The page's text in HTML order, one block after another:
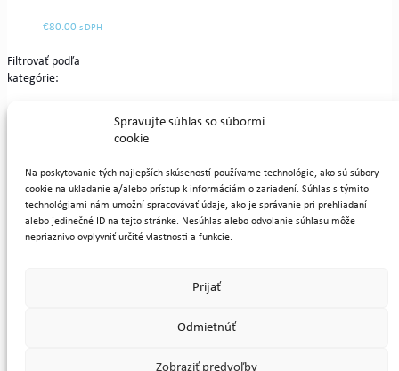
Spravujte súhlas so súbormi
cookie
Na poskytovanie tých najlepších skúseností používame technológie, ako sú súbory
cookie na ukladanie a/alebo prístup k informáciám o zariadení. Súhlas s týmito
technológiami nám umožní spracovávať údaje, ako je správanie pri prehliadaní
alebo jedinečné ID na tejto stránke. Nesúhlas alebo odvolanie súhlasu môže
nepriaznivo ovplyvniť určité vlastnosti a funkcie.
Prijať
Odmietnúť
Zobraziť predvoľby
€80.00 s DPH
Filtrovať podľa
kategórie:
miestnosti:
31m2 -
45m2
Zvlhčovače a čističky vzduchu